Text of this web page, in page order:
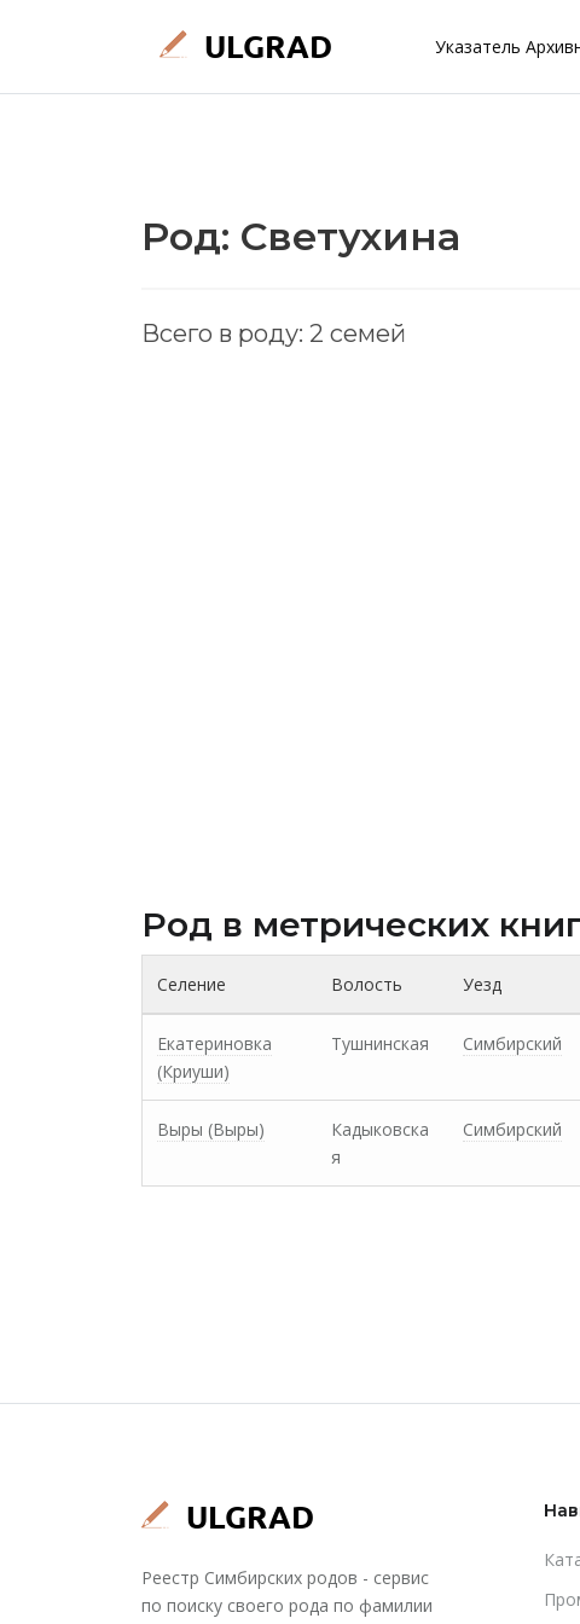
Указатель
Род: Светухина
Всего в роду: 2 семей
Род в метрических
Селение Волость Уезд
Екатериновка
(Криуши)
Тушнинская Симбирский
Выры (Выры)
Кадыковска
я
Симбирский
Реестр Симбирских родов - сервис
по поиску своего рода по фамилии